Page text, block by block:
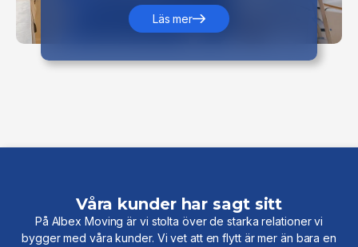
Läs mer
Våra kunder har sagt sitt
På Albex Moving är vi stolta över de starka relationer vi
bygger med våra kunder. Vi vet att en flytt är mer än bara en